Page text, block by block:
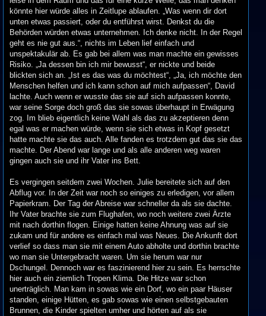
könnte hier würde alles in Zeitlupe ablaufen. „Was wenn dir dort
unten etwas passiert, oder du entführst wirst. Denkst du die
Behörden würden etwas unternehmen. Ich denke nicht. In der Regel
geht es nie gut aus.“, nichts im Leben lief einfach und
unspektakulär ab. Es gab bei allem was man machte ein gewisses
Risiko. „Ja dessen bin ich mir bewusst“, er nickte und beide
blickten sich an. „Ist es das was du möchtest“, „Ja, ich möchte den
Menschen helfen und ich kann schon auf mich aufpassen“, David
lachte. Auch wenn er wusste das sie auf sich aufpassen konnte,
war seine Sorge doch groß das sie sowas überhaupt in Erwägung
zog. Im blieb eigentlich keine Wahl als das zu akzeptieren denn
egal was er machen würde, wenn sie sich etwas in Kopf gesetzt
hatte machte sie das auch. Alle fanden es trotzdem gut das sie das
machte. Der Abend war lange und als alle anderen weg waren
gingen auch sie und ihr Vater ins Bett.
Es vergingen seitdem zwei Wochen. Julie bereitete sich auf den
Abflug vor. In der Zeit war noch so einiges zu erledigen, vor allem
Papierkram. Der Tag der Abreise war schneller da als sie dachte.
Ihr Vater brachte sie zum Flughafen, wo noch weitere zwei Ärzte
mit nach dorthin flogen. Einige hatten keine Ahnung was auf sie
zukam und für andere es einfach mal was Neues. Die Ankunft dort
verlief so dass man sie mit einem Auto abholte und dorthin brachte
wo man sie Untergebracht waren. Um sie herum war nur
Dschungel. Dennoch war es faszinierend hier zu sein. Es herrschte
hier auch ein ziemlich Tropen Klima. Die Hitze war schon
unerträglich. Man kam in sowas wie ein Dorf, wo ein paar Häuser
standen, einige Hütten, es gab sowas wie einen selbstgebauten
Brunnen, die Kinder spielten umher und hörten auf als sie